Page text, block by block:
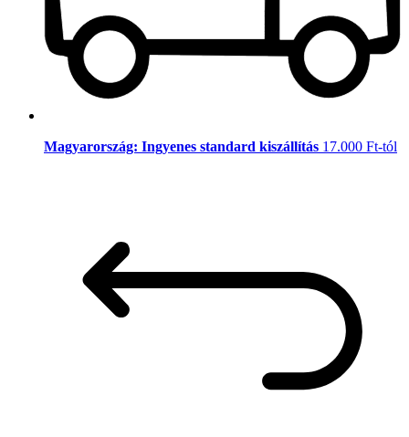
Magyarország: Ingyenes standard kiszállítás 17.000 Ft-tól